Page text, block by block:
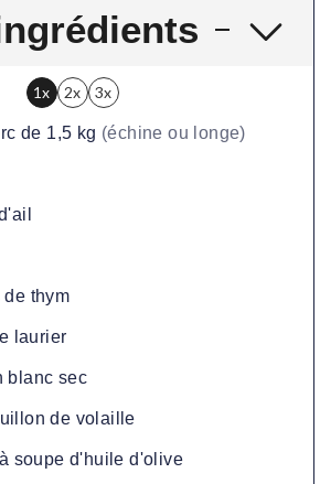
1x 2x
3x
de 1,5 kg (échine ou longe)
de thym
laurier
blanc sec
de volaille
à soupe d'huile d'olive